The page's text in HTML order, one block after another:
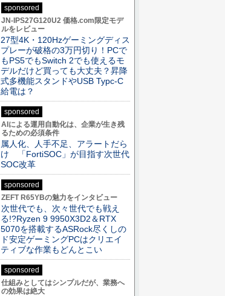
sponsored
JN-IPS27G120U2 価格.com限定モデ
ルをレビュー
27型4K・120Hzゲーミングディス
プレーが破格の3万円切り！PCで
もPS5でもSwitch 2でも使えるモ
デルだけど買っても大丈夫？昇降
式多機能スタンドやUSB Typc-C
給電は？
sponsored
AIによる運用自動化は、企業が生き残
るための必須条件
属人化、人手不足、アラートだら
け 「FortiSOC」が目指す次世代
SOC改革
sponsored
ZEFT R65YBの魅力をインタビュー
次世代でも、次々世代でも戦え
る!?Ryzen 9 9950X3D2＆RTX
5070を搭載するASRock尽くしの
ド安定ゲーミングPCはクリエイ
ティブな作業もどんとこい
sponsored
仕組みとしてはシンプルだが、業務へ
の効果は絶大